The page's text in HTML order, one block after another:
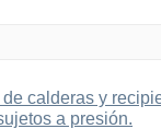
calderas y
a presión.